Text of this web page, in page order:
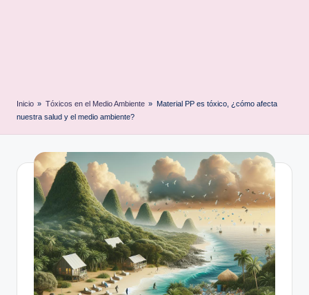
Inicio » Tóxicos en el Medio Ambiente » Material PP es tóxico, ¿cómo afecta
nuestra salud y el medio ambiente?